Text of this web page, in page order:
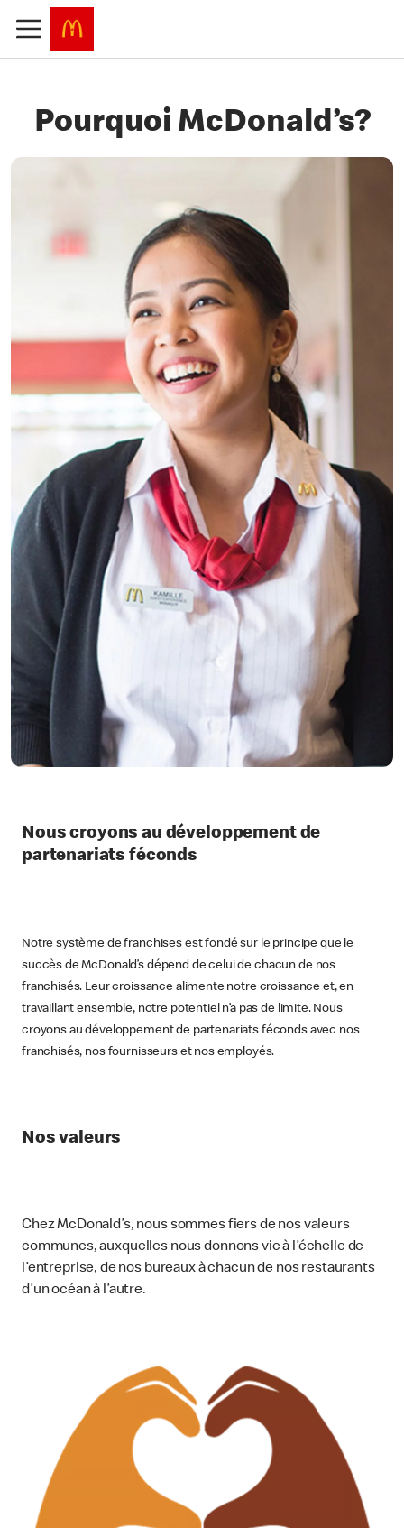
Pourquoi McDonald’s?
Nous croyons au développement de
partenariats féconds
Notre système de franchises est fondé sur le principe que le
succès de McDonald’s dépend de celui de chacun de nos
franchisés. Leur croissance alimente notre croissance et, en
travaillant ensemble, notre potentiel n’a pas de limite. Nous
croyons au développement de partenariats féconds avec nos
franchisés, nos fournisseurs et nos employés.
Nos valeurs
Chez McDonald’s, nous sommes fiers de nos valeurs
communes, auxquelles nous donnons vie à l’échelle de
l’entreprise, de nos bureaux à chacun de nos restaurants
d’un océan à l’autre.